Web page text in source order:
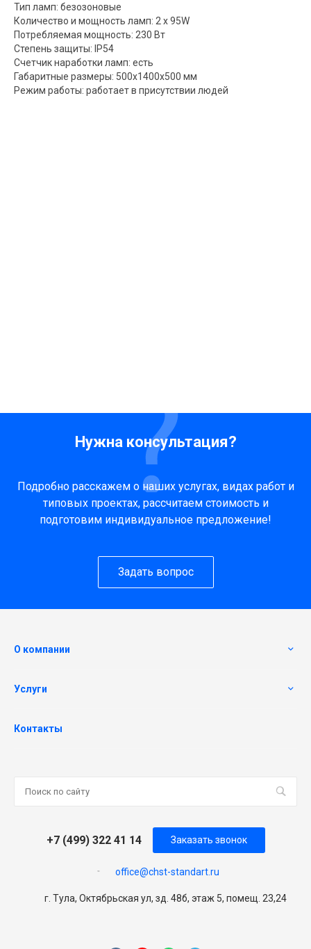
Тип ламп: безозоновые
Количество и мощность ламп: 2 х 95W
Потребляемая мощность: 230 Вт
Степень защиты: IP54
Счетчик наработки ламп: есть
Габаритные размеры: 500х1400х500 мм
Режим работы: работает в присутствии людей
Нужна консультация?
Подробно расскажем о наших услугах, видах работ и
типовых проектах, рассчитаем стоимость и
подготовим индивидуальное предложение!
Задать вопрос
О компании
Услуги
Контакты
+7 (499) 322 41 14
office@chst-standart.ru
Заказать звонок
г. Тула, Октябрьская ул, зд. 48б, этаж 5, помещ. 23,24